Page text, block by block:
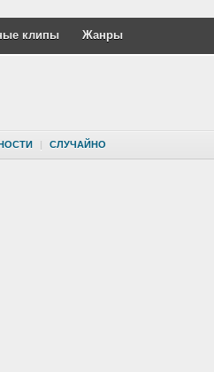
клипы Жанры
| СЛУЧАЙНО